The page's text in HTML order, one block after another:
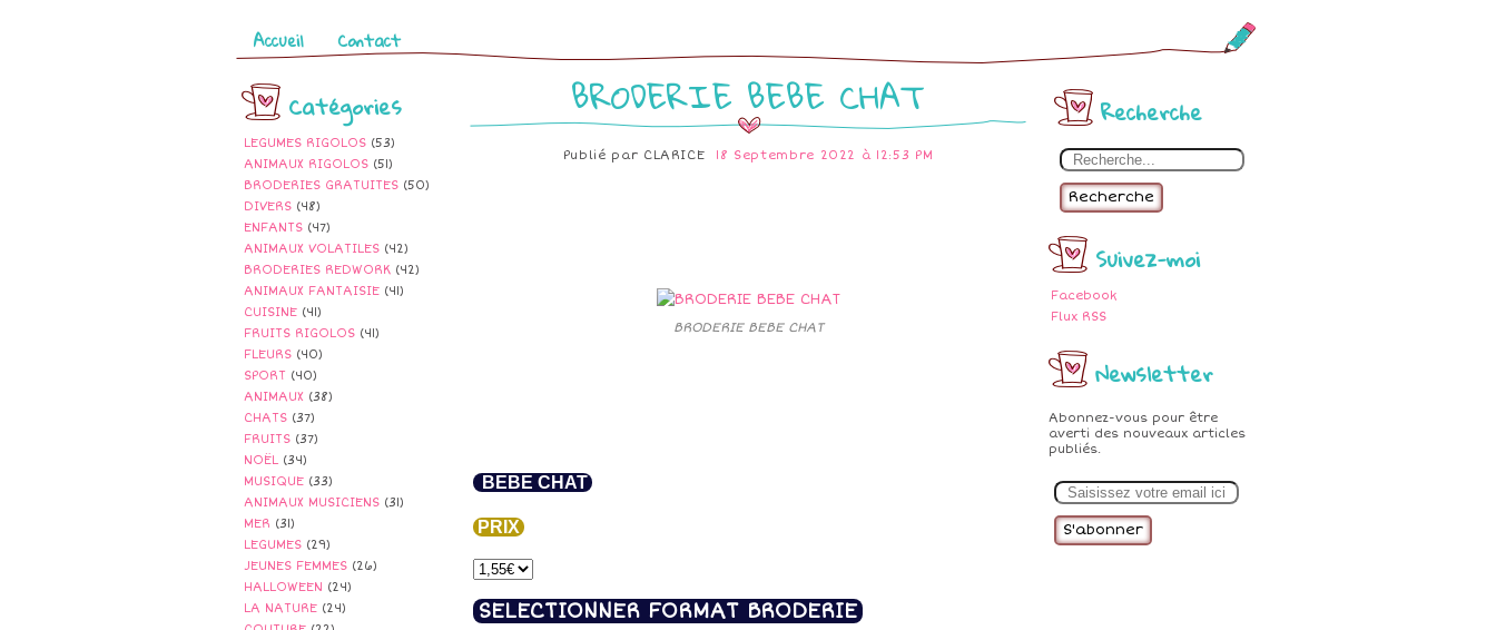
Pages
Accueil Contact
Catégories
LEGUMES RIGOLOS (53)
ANIMAUX RIGOLOS (51)
BRODERIES GRATUITES (50)
DIVERS (48)
ENFANTS (47)
ANIMAUX VOLATILES (42)
BRODERIES REDWORK (42)
ANIMAUX FANTAISIE (41)
CUISINE (41)
FRUITS RIGOLOS (41)
FLEURS (40)
SPORT (40)
ANIMAUX (38)
CHATS (37)
FRUITS (37)
NOËL (34)
MUSIQUE (33)
ANIMAUX MUSICIENS (31)
MER (31)
LEGUMES (29)
JEUNES FEMMES (26)
HALLOWEEN (24)
LA NATURE (24)
Recherche
Recherche
Suivez-moi
Facebook
Flux RSS
Newsletter
Abonnez-vous pour être
averti des nouveaux articles
publiés.
m
BRODERIE BEBE CHAT
Publié par CLARICE 18 Septembre 2022 à 12:53 PM
BRODERIE BEBE CHAT
BEBE CHAT
PRIX
SELECTIONNER FORMAT BRODERIE